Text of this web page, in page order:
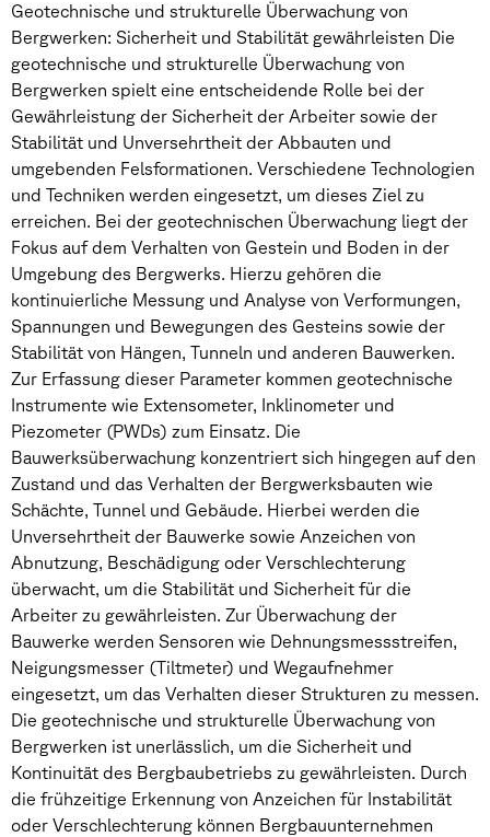
Geotechnische und strukturelle Überwachung von
Bergwerken: Sicherheit und Stabilität gewährleisten Die
geotechnische und strukturelle Überwachung von
Bergwerken spielt eine entscheidende Rolle bei der
Gewährleistung der Sicherheit der Arbeiter sowie der
Stabilität und Unversehrtheit der Abbauten und
umgebenden Felsformationen. Verschiedene Technologien
und Techniken werden eingesetzt, um dieses Ziel zu
erreichen. Bei der geotechnischen Überwachung liegt der
Fokus auf dem Verhalten von Gestein und Boden in der
Umgebung des Bergwerks. Hierzu gehören die
kontinuierliche Messung und Analyse von Verformungen,
Spannungen und Bewegungen des Gesteins sowie der
Stabilität von Hängen, Tunneln und anderen Bauwerken.
Zur Erfassung dieser Parameter kommen geotechnische
Instrumente wie Extensometer, Inklinometer und
Piezometer (PWDs) zum Einsatz. Die
Bauwerksüberwachung konzentriert sich hingegen auf den
Zustand und das Verhalten der Bergwerksbauten wie
Schächte, Tunnel und Gebäude. Hierbei werden die
Unversehrtheit der Bauwerke sowie Anzeichen von
Abnutzung, Beschädigung oder Verschlechterung
überwacht, um die Stabilität und Sicherheit für die
Arbeiter zu gewährleisten. Zur Überwachung der
Bauwerke werden Sensoren wie Dehnungsmessstreifen,
Neigungsmesser (Tiltmeter) und Wegaufnehmer
eingesetzt, um das Verhalten dieser Strukturen zu messen.
Die geotechnische und strukturelle Überwachung von
Bergwerken ist unerlässlich, um die Sicherheit und
Kontinuität des Bergbaubetriebs zu gewährleisten. Durch
die frühzeitige Erkennung von Anzeichen für Instabilität
oder Verschlechterung können Bergbauunternehmen